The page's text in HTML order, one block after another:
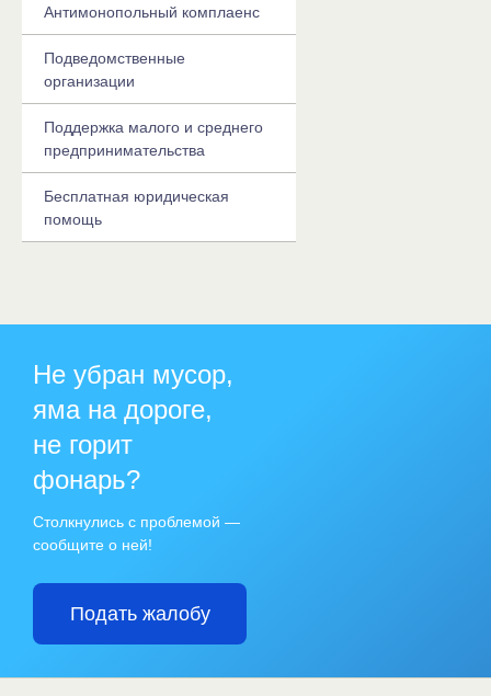
Антимонопольный комплаенс
Подведомственные
организации
Поддержка малого и среднего
предпринимательства
Бесплатная юридическая
помощь
Не убран мусор,
яма на дороге,
не горит
фонарь?
Столкнулись с проблемой —
сообщите о ней!
Подать жалобу